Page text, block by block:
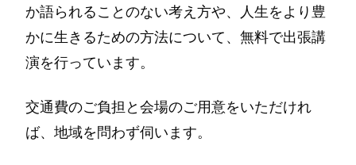
か語られることのない考え方や、人生をより豊
かに生きるための方法について、無料で出張講
演を行っています。
交通費のご負担と会場のご用意をいただけれ
ば、地域を問わず伺います。